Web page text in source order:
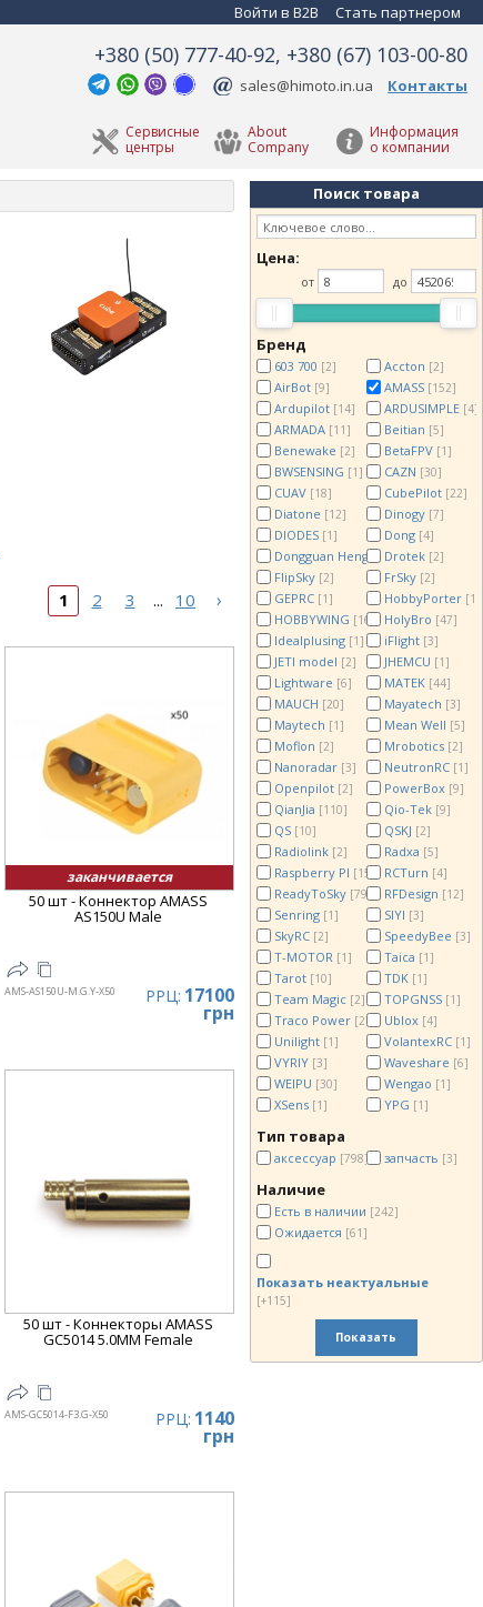
Войти в B2B Стать партнером
+380 (50) 777-40-92, +380 (67) 103-00-80
sales@himoto.in.ua Контакты
Информация
о компании
About
Company
Сервисные
центры
1 2 3 ... 10 ›
заканчивается
50 шт - Коннектор AMASS
AS150U Male
AMS-AS150U-M.G.Y-X50 РРЦ: 17100
грн
50 шт - Коннекторы AMASS
GC5014 5.0MM Female
AMS-GC5014-F3.G-X50 РРЦ: 1140
грн
Поиск товара
Цена:
от до
Бренд
603 700 [2] Accton [2]
AirBot [9] AMASS [152]
Ardupilot [14] ARDUSIMPLE [4]
ARMADA [11] Beitian [5]
Benewake [2] BetaFPV [1]
BWSENSING [1] CAZN [30]
CUAV [18] CubePilot [22]
Diatone [12] Dinogy [7]
DIODES [1] Dong [4]
Dongguan Hengchang[5]
Drotek [2]
FlipSky [2] FrSky [2]
GEPRC [1] HobbyPorter [1]
HOBBYWING [16] HolyBro [47]
Idealplusing [1] iFlight [3]
JETI model [2] JHEMCU [1]
Lightware [6] MATEK [44]
MAUCH [20] Mayatech [3]
Maytech [1] Mean Well [5]
Moflon [2] Mrobotics [2]
Nanoradar [3] NeutronRC [1]
Openpilot [2] PowerBox [9]
QianJia [110] Qio-Tek [9]
QS [10] QSKJ [2]
Radiolink [2] Radxa [5]
Raspberry PI [15] RCTurn [4]
ReadyToSky [79] RFDesign [12]
Senring [1] SIYI [3]
SkyRC [2] SpeedyBee [3]
T-MOTOR [1] Taica [1]
Tarot [10] TDK [1]
Team Magic [2] TOPGNSS [1]
Traco Power [2] Ublox [4]
Unilight [1] VolantexRC [1]
VYRIY [3] Waveshare [6]
WEIPU [30] Wengao [1]
XSens [1] YPG [1]
Тип товара
аксессуар [798] запчасть [3]
Наличие
Есть в наличии [242]
Ожидается [61]
Показать неактуальные
[+115]
Показать